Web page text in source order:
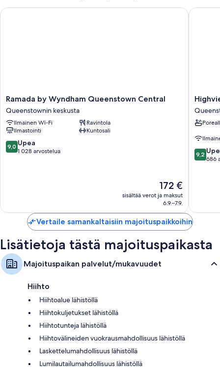
Ramada
by
Wyndham
Queenstown
Central
Queenstownin
keskusta
Ramada by Wyndham Queenstown Central
Queenstownin keskusta
Ilmainen Wi-Fi
Ravintola
Ilmastointi
Kuntosali
9.0
kautta
9,0 Upea
1 028 arvostelua
Hinta
on
172 €
172 €
sisältää verot ja maksut
6.9.–7.9.
Ramada by Wyndham Queenstown Central
keskusta
9.2
kautta
9,2
686
Vertaile samankaltaisiin majoituspaikkoihin
Lisätietoja tästä majoituspaikasta
Majoituspaikan palvelut/mukavuudet
Hiihto
Hiihtoalue lähistöllä
Hiihtokuljetukset lähistöllä
Hiihtotunteja lähistöllä
Hiihtovälineiden vuokrausmahdollisuus lähistöllä
Laskettelumahdollisuus lähistöllä
Lumilautailumahdollisuus lähistöllä